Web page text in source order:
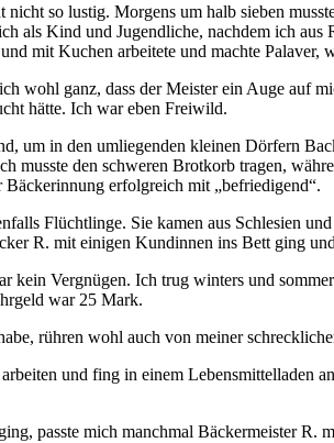
so lustig. Morgens um halb sieben
als Kind und Jugendliche, nachdem ich
mit Kuchen arbeitete und machte
wohl ganz, dass der Meister ein Auge auf
hätte. Ich war eben Freiwild.
um in den umliegenden kleinen Dörfern
musste den schweren Brotkorb tragen,
Bäckerinnung erfolgreich mit
befriedigend .
Flüchtlinge. Sie kamen aus Schlesien
R. mit einigen Kundinnen ins Bett ging
kein Vergnügen. Ich trug winters und
war 25 Mark.
rühren wohl auch von meiner
und fing in einem Lebensmittelladen
passte mich manchmal Bäckermeister